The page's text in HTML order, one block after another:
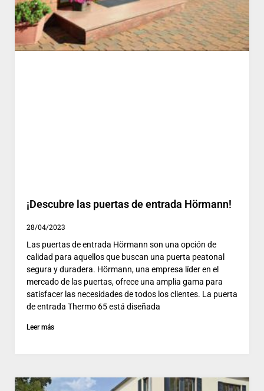
¡Descubre las puertas de entrada Hörmann!
28/04/2023
Las puertas de entrada Hörmann son una opción de
calidad para aquellos que buscan una puerta peatonal
segura y duradera. Hörmann, una empresa líder en el
mercado de las puertas, ofrece una amplia gama para
satisfacer las necesidades de todos los clientes. La puerta
de entrada Thermo 65 está diseñada
Leer más